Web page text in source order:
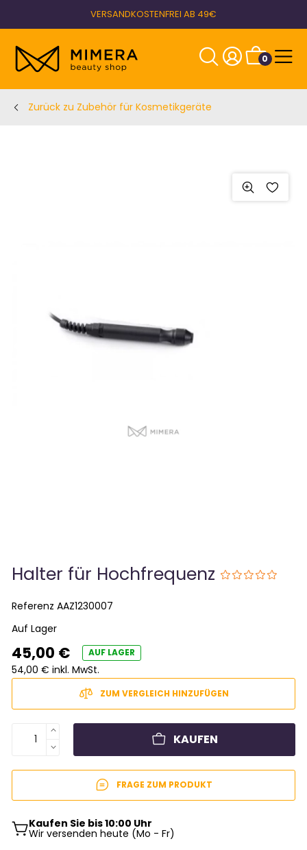
VERSANDKOSTENFREI AB 49€
0
Zurück zu Zubehör für Kosmetikgeräte
Halter für Hochfrequenz
ReferenzAAZ1230007
Auf Lager
45,00 € AUF LAGER
54,00 € inkl. MwSt.
ZUM VERGLEICH HINZUFÜGEN
KAUFEN
FRAGE ZUM PRODUKT
Kaufen Sie bis 10:00 Uhr
Wir versenden heute (Mo - Fr)